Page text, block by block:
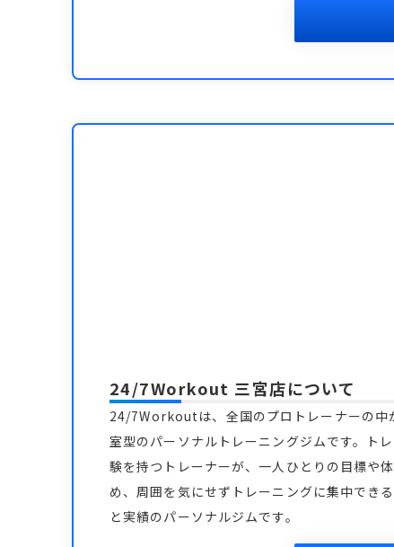
24/7Workout 三宮店について
24/7Workoutは、全国のプロトレーナーの中
室型のパーソナルトレーニングジムです。ト
験を持つトレーナーが、一人ひとりの目標や
め、周囲を気にせずトレーニングに集中でき
と実績のパーソナルジムです。